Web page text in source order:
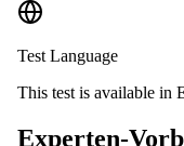
Test Language
This test is available in
Experten-